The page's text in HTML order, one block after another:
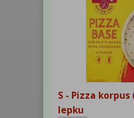
S - Pizza korpus
lepku